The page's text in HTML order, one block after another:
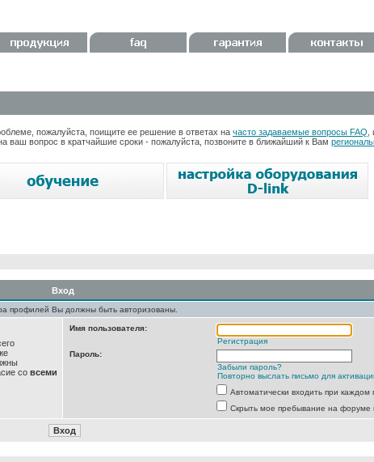
пожалуйста, поищите ее решение в ответах на часто задаваемые вопросы FAQ
ваш вопрос в кратчайшие сроки - пожалуйста, позвоните в ближайший к Вам
Вход
профилей Вы должны быть авторизованы.
со всеми
Имя пользователя:
Регистрация
Пароль:
Забыли пароль?
Повторно выслать письмо для
Автоматически входить при каждом
Скрыть мое пребывание на форуме